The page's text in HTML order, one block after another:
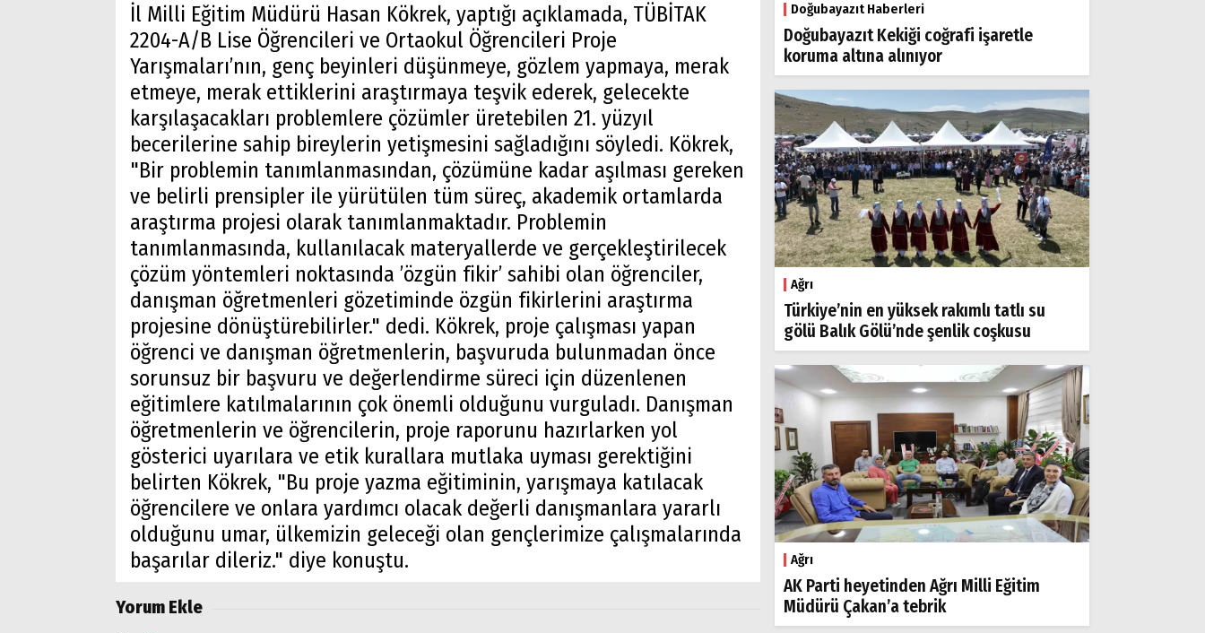
İl Milli Eğitim Müdürü Hasan Kökrek, yaptığı açıklamada, TÜBİTAK
2204-A/B Lise Öğrencileri ve Ortaokul Öğrencileri Proje
Yarışmaları’nın, genç beyinleri düşünmeye, gözlem yapmaya, merak
etmeye, merak ettiklerini araştırmaya teşvik ederek, gelecekte
karşılaşacakları problemlere çözümler üretebilen 21. yüzyıl
becerilerine sahip bireylerin yetişmesini sağladığını söyledi. Kökrek,
"Bir problemin tanımlanmasından, çözümüne kadar aşılması gereken
ve belirli prensipler ile yürütülen tüm süreç, akademik ortamlarda
araştırma projesi olarak tanımlanmaktadır. Problemin
tanımlanmasında, kullanılacak materyallerde ve gerçekleştirilecek
çözüm yöntemleri noktasında ’özgün fikir’ sahibi olan öğrenciler,
danışman öğretmenleri gözetiminde özgün fikirlerini araştırma
projesine dönüştürebilirler." dedi. Kökrek, proje çalışması yapan
öğrenci ve danışman öğretmenlerin, başvuruda bulunmadan önce
sorunsuz bir başvuru ve değerlendirme süreci için düzenlenen
eğitimlere katılmalarının çok önemli olduğunu vurguladı. Danışman
öğretmenlerin ve öğrencilerin, proje raporunu hazırlarken yol
gösterici uyarılara ve etik kurallara mutlaka uyması gerektiğini
belirten Kökrek, "Bu proje yazma eğitiminin, yarışmaya katılacak
öğrencilere ve onlara yardımcı olacak değerli danışmanlara yararlı
olduğunu umar, ülkemizin geleceği olan gençlerimize çalışmalarında
başarılar dileriz." diye konuştu.
Yorum Ekle
Doğubayazıt Haberleri
Doğubayazıt Kekiği coğrafi işaretle
koruma altına alınıyor
Ağrı
Türkiye’nin en yüksek rakımlı tatlı su
gölü Balık Gölü’nde şenlik coşkusu
Ağrı
AK Parti heyetinden Ağrı Milli Eğitim
Müdürü Çakan’a tebrik